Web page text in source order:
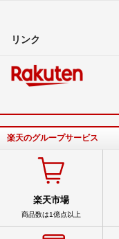
リンク
楽天のグループサービス
楽天市場
商品数は1億点以上